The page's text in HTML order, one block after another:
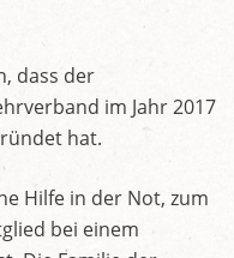
dass der
im Jahr 2017
hat.
Hilfe in der Not, zum
bei einem